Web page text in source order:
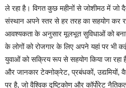
ले रहा है। विगत कुछ महीनों से जोशीमठ में जो
संस्थान अपने स्तर से हर तरह का सहयोग कर
आवश्यकता के अनुसार मूलभूत सुविधाओं को
के लोगों को रोजगार के लिए अपने यहां पर भी
युवाओं को सक्रिय रूप से सहयोग किया जा रहा
और जानकार टेक्नोक्रेट, प्रबंधकों, उद्यमियों,
पर है, जो वैश्विक दृष्टिकोण और कॉर्पोरेट